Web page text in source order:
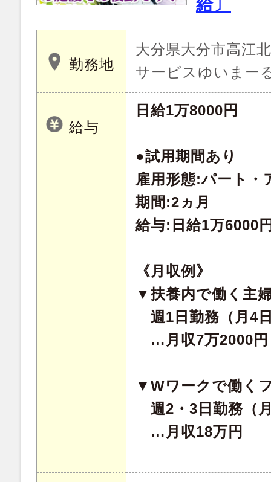
給〕
勤務地
大分県大分市高江
サービスゆいまー
給与
日給1万8000円
●試用期間あり
雇用形態:パート・
期間:2ヵ月
給与:日給1万6000
《月収例》
▼扶養内で働く主
週1日勤務（月4
…月収7万2000円
▼Wワークで働く
週2・3日勤務（
…月収18万円